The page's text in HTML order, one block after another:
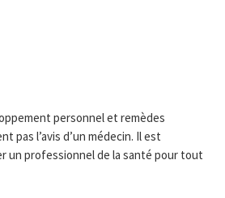
personnel et remèdes
pas l’avis d’un médecin. Il est
un professionnel de la santé pour tout